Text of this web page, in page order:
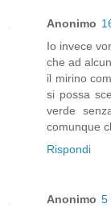
Anonimo
Io invece
che ad
il mirino
si possa
verde
comunque
Rispondi
Anonimo 5